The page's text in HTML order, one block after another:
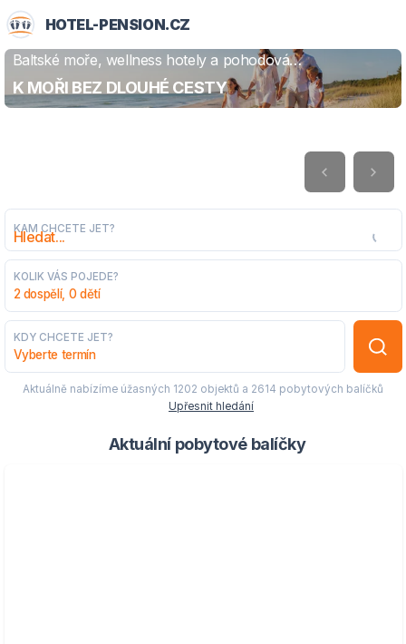
HOTEL-PENSION.CZ
Baltské moře, wellness hotely a pohodová
dovolená
K MOŘI BEZ DLOUHÉ CESTY
ZJISTIT VÍCE
KAM CHCETE JET?
KOLIK VÁS POJEDE?
2 dospělí, 0 dětí
KDY CHCETE JET?
Vyberte termín
Aktuálně nabízíme úžasných 1202 objektů a 2614 pobytových balíčků
Upřesnit hledání
Aktuální pobytové balíčky